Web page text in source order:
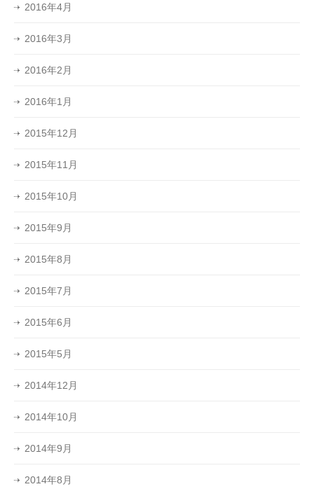
2016年4月
2016年3月
2016年2月
2016年1月
2015年12月
2015年11月
2015年10月
2015年9月
2015年8月
2015年7月
2015年6月
2015年5月
2014年12月
2014年10月
2014年9月
2014年8月